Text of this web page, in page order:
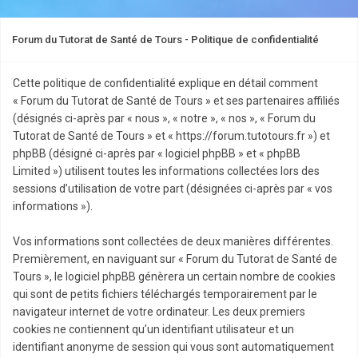
Forum du Tutorat de Santé de Tours - Politique de confidentialité
Cette politique de confidentialité explique en détail comment
« Forum du Tutorat de Santé de Tours » et ses partenaires affiliés
(désignés ci-après par « nous », « notre », « nos », « Forum du
Tutorat de Santé de Tours » et « https://forum.tutotours.fr ») et
phpBB (désigné ci-après par « logiciel phpBB » et « phpBB
Limited ») utilisent toutes les informations collectées lors des
sessions d’utilisation de votre part (désignées ci-après par « vos
informations »).
Vos informations sont collectées de deux manières différentes.
Premièrement, en naviguant sur « Forum du Tutorat de Santé de
Tours », le logiciel phpBB génèrera un certain nombre de cookies
qui sont de petits fichiers téléchargés temporairement par le
navigateur internet de votre ordinateur. Les deux premiers
cookies ne contiennent qu’un identifiant utilisateur et un
identifiant anonyme de session qui vous sont automatiquement